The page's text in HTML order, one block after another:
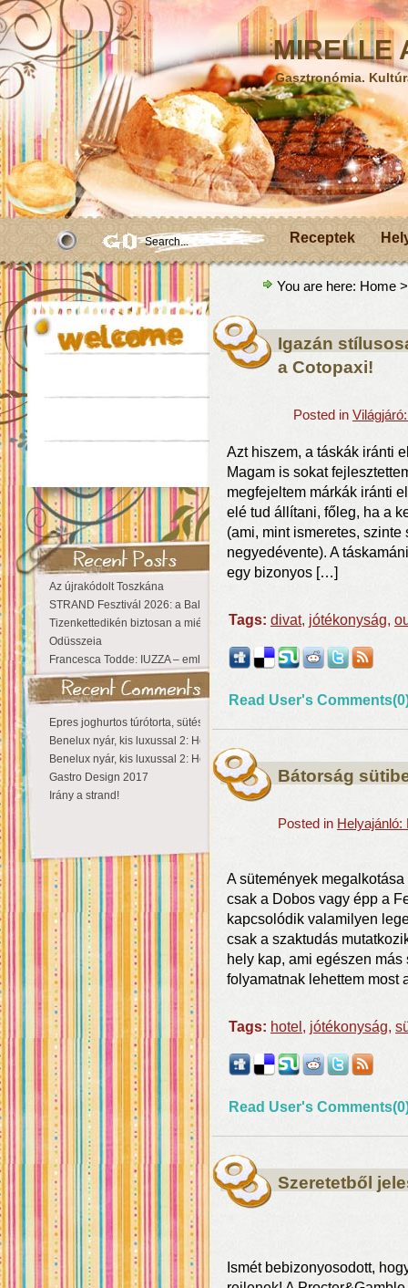
MIRELLE
Gasztronómia.
Receptek
Az újrakódolt Toszkána
STRAND Fesztivál 2026: a Balaton partján a nyár még tart!
Tizenkettedikén biztosan a miénk a Sziget!
Odüsszeia
Francesca Todde: IUZZA – emlékezet, táj és irodalom találkozása a Mai
Epres joghurtos túrótorta, sütés nélkül
Benelux nyár, kis luxussal 2: Hollandia
Benelux nyár, kis luxussal 2: Hollandia
Gastro Design 2017
Irány a strand!
You are here: Home
Igazán
a Cotopaxi!
Posted in
Azt hiszem, a táskák iránti
Magam is sokat
megfejeltem márkák iránti
elé tud állítani, főleg, ha a
(ami, mint ismeretes,
negyedévente). A
egy bizonyos […]
Tags: divat, jótékonyság,
Read User's
Bátorság
Posted in
A sütemények
csak a Dobos vagy épp a
kapcsolódik valamilyen
csak a szaktudás
hely kap, ami egészen
folyamatnak lehettem
Tags: hotel , jótékonyság,
Read User's
Szeretetből
Ismét bebizonyosodott,